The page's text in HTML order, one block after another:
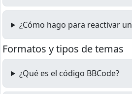
¿Cómo hago para reactivar
Formatos y tipos de temas
¿Qué es el código BBCode?